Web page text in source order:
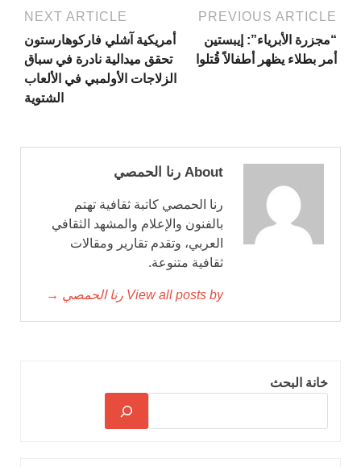
PREVIOUS ARTICLE
“مجزرة الأبرياء”: إيبستين
أمر بطلاء يظهر أطفالاً قُتلوا
NEXT ARTICLE
أمريكية آشلي فاركوهارستون
تحقق ميدالية نادرة في سباق
الزلاجات الأولمبي في الألعاب
الشتوية
About رنا الحمصي
رنا الحمصي كاتبة ثقافية تهتم
بالفنون والإعلام والمشهد الثقافي
العربي، وتقدم تقارير ومقالات
ثقافية متنوعة.
View all posts by رنا الحمصي →
خانة البحث